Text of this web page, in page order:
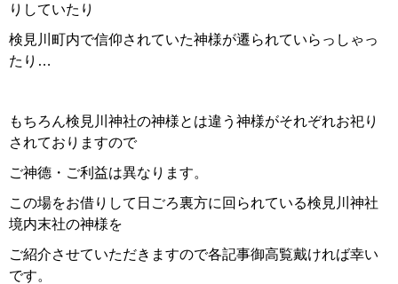
りしていたり
検見川町内で信仰されていた神様が遷られていらっしゃっ
たり…
もちろん検見川神社の神様とは違う神様がそれぞれお祀り
されておりますので
ご神德・ご利益は異なります。
この場をお借りして日ごろ裏方に回られている検見川神社
境内末社の神様を
ご紹介させていただきますので各記事御高覧戴ければ幸い
です。